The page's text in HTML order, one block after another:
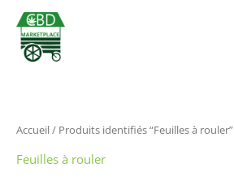
Aller
contenu
Accueil/ Produits identifiés “Feuilles à rouler”
Feuilles à rouler
Trié
par